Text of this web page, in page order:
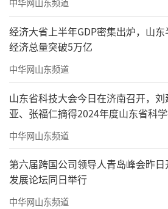
现社会主义现代化夯实基础
时期，是山东省基本建成新
化强省承前启后的关键时期
局冲刺全国一流现代化地质
全局上下要锚定“走在前、
力、接续奋斗，全力推动政
务力、创新驱动力、品牌
升”，全面建成“政治过硬
引领、保障有力”的全国一
局。2026年要坚持以习近平
经济大省上半年GDP密集出炉，山东
经济总量突破5万亿
中华网山东频道
山东省科技大会今日在济南召开，刘
亚、张福仁摘得2024年度山东省科
奖最高奖！
中华网山东频道
第六届跨国公司领导人青岛峰会昨
发展论坛同日举行
中华网山东频道